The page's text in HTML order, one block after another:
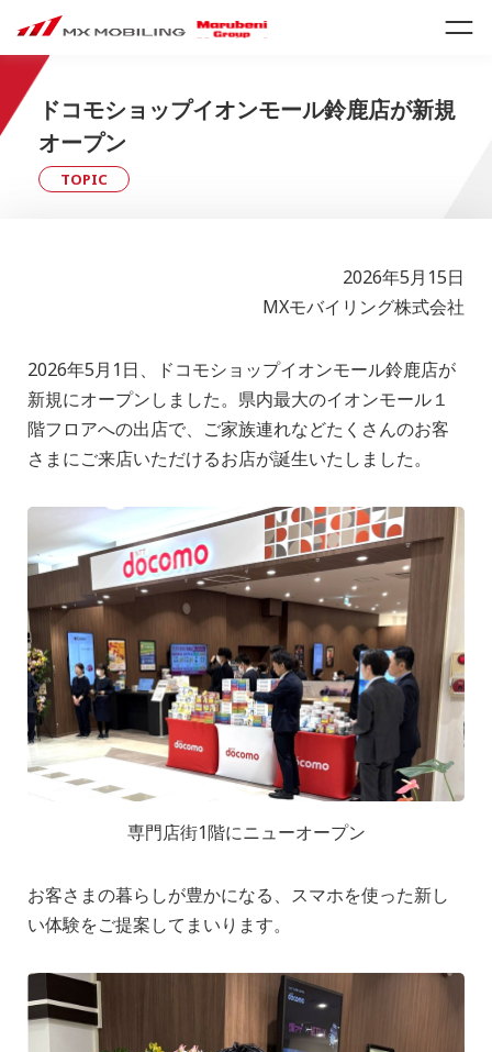
ドコモショップイオンモール鈴鹿店が新規
オープン
TOPIC
2026年5月15日
MXモバイリング株式会社
2026年5月1日、ドコモショップイオンモール鈴鹿店が
新規にオープンしました。県内最大のイオンモール１
階フロアへの出店で、ご家族連れなどたくさんのお客
さまにご来店いただけるお店が誕生いたしました。
専門店街1階にニューオープン
お客さまの暮らしが豊かになる、スマホを使った新し
い体験をご提案してまいります。